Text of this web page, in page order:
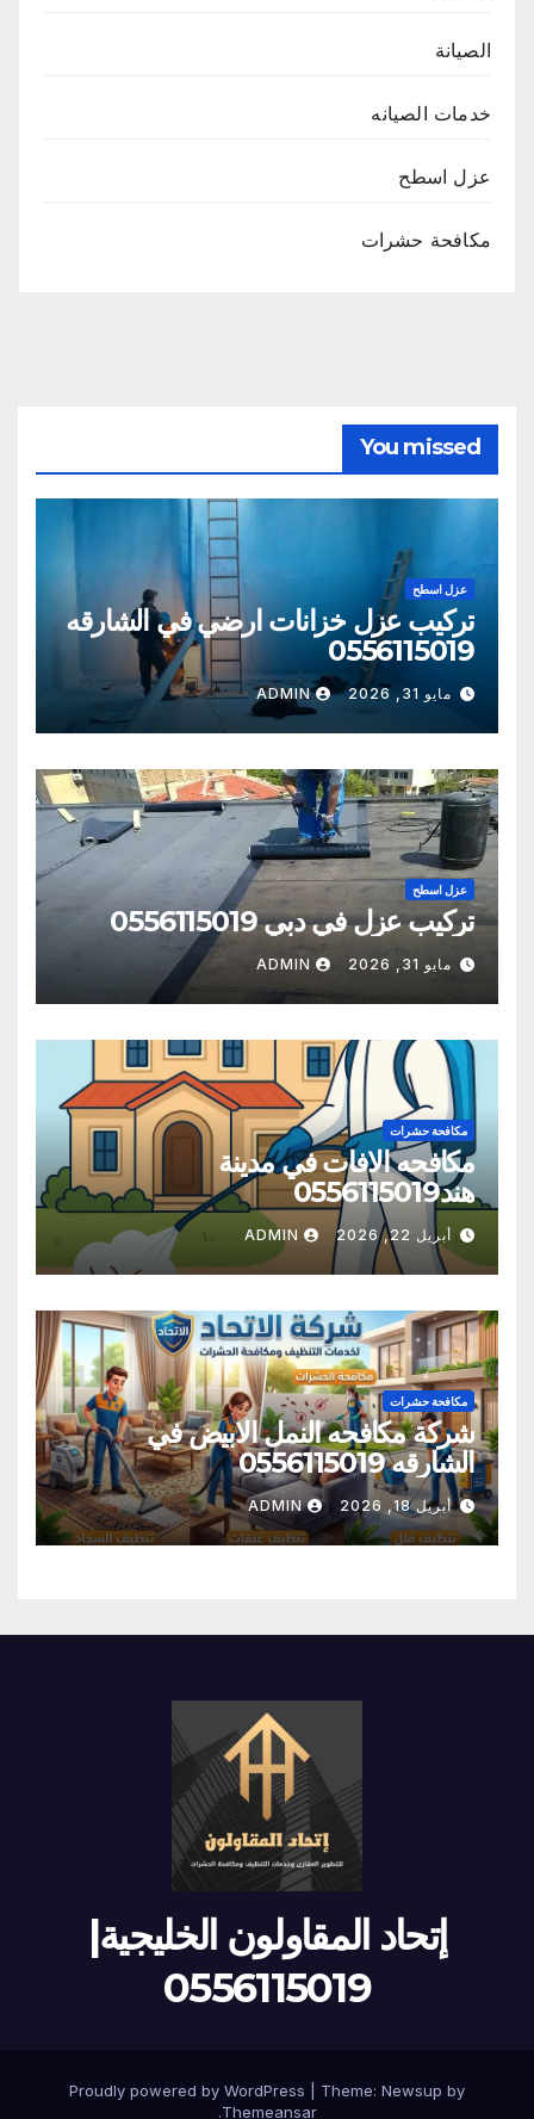
الصيانة
خدمات الصيانه
عزل اسطح
مكافحة حشرات
You missed
عزل اسطح
تركيب عزل خزانات ارضي في الشارقه
0556115019
مايو 31, 2026 ADMIN
عزل اسطح
تركيب عزل في دبي 0556115019
مايو 31, 2026 ADMIN
مكافحة حشرات
مكافحه الافات في مدينة
هند0556115019
أبريل 22, 2026 ADMIN
مكافحة حشرات
شركة مكافحه النمل الابيض في
الشارقه 0556115019
أبريل 18, 2026 ADMIN
إتحاد المقاولون الخليجية|
0556115019
Proudly powered by WordPress Theme: Newsup by
Themeansar
.